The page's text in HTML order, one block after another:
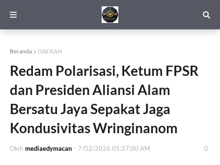
Beranda DAERAH
Redam Polarisasi, Ketum FPSR
dan Presiden Aliansi Alam
Bersatu Jaya Sepakat Jaga
Kondusivitas Wringinanom
Oleh mediaedymacan - 7/02/2026 05:27:00 AM 0